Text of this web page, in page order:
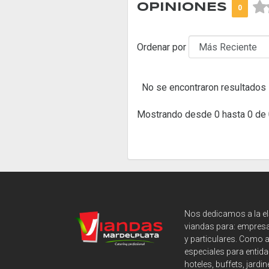
OPINIONES 0
Ordenar por
No se encontraron resultados
Mostrando desde 0 hasta 0
Nos dedicamos a la
viandas para:
y particulares. Como
especiales para
hoteles, buffets,